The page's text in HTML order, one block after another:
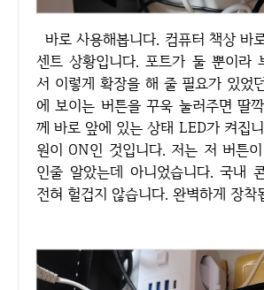
바로 사용해봅니다. 컴퓨터 책상 바로 아래에 있는 콘
센트 상황입니다. 포트가 둘 뿐이라
서 이렇게 확장을 해 줄 필요가 있었
에 보이는 버튼을 꾸욱 눌러주면 딸
께 바로 앞에 있는 상태 LED가 켜집
원이 ON인 것입니다. 저는 저 버튼
인줄 알았는데 아니었습니다. 국내
전혀 헐겁지 않습니다. 완벽하게 장착